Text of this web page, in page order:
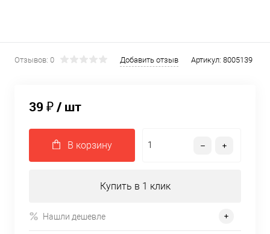
Отзывов: 0 Добавить отзыв Артикул: 8005139
39 ₽/ шт
В корзину
Купить в 1 клик
Нашли дешевле